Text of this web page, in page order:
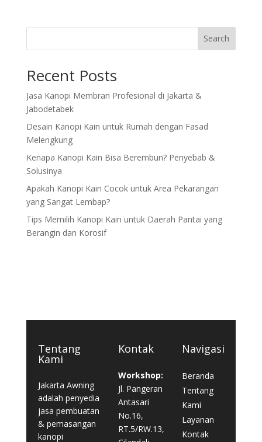
Search
Recent Posts
Jasa Kanopi Membran Profesional di Jakarta &
Jabodetabek
Desain Kanopi Kain untuk Rumah dengan Fasad
Melengkung
Kenapa Kanopi Kain Bisa Berembun? Penyebab &
Solusinya
Apakah Kanopi Kain Cocok untuk Area Pekarangan
yang Sangat Lembap?
Tips Memilih Kanopi Kain untuk Daerah Pantai yang
Berangin dan Korosif
Tentang
Kami
Jakarta Awning
adalah penyedia
jasa pembuatan
& pemasangan
kanopi
Kontak
Workshop:
Jl. Pangeran
Antasari
No.16,
RT.5/RW.13,
Navigasi
Beranda
Tentang
Kami
Layanan
Kontak